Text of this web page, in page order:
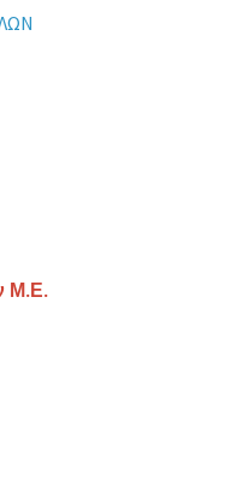
Μ.Ε.